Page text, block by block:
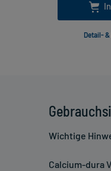
Wichtige
Calcium-dura
Detail-